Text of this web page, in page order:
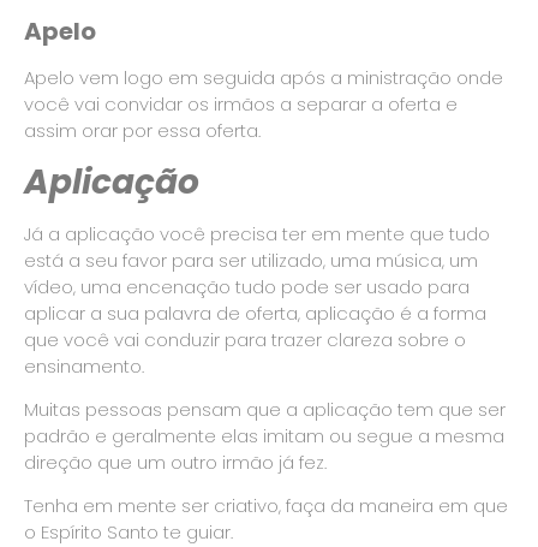
Apelo
Apelo vem logo em seguida após a ministração onde
você vai convidar os irmãos a separar a oferta e
assim orar por essa oferta.
Aplicação
Já a aplicação você precisa ter em mente que tudo
está a seu favor para ser utilizado, uma música, um
vídeo, uma encenação tudo pode ser usado para
aplicar a sua palavra de oferta, aplicação é a forma
que você vai conduzir para trazer clareza sobre o
ensinamento.
Muitas pessoas pensam que a aplicação tem que ser
padrão e geralmente elas imitam ou segue a mesma
direção que um outro irmão já fez.
Tenha em mente ser criativo, faça da maneira em que
o Espírito Santo te guiar.